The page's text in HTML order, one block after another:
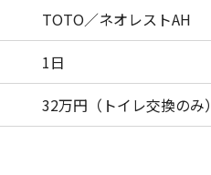
TOTO／ネオレストAH
1日
32万円（トイレ交換のみ）